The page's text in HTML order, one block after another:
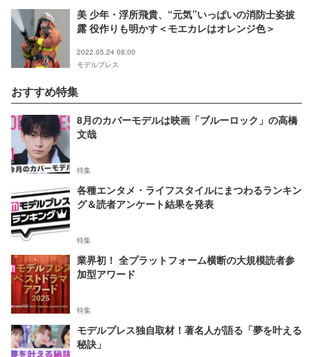
美 少年・浮所飛貴、“元気”いっぱいの消防士姿披
露 役作りも明かす＜モエカレはオレンジ色＞
2022.05.24 08:00
モデルプレス
おすすめ特集
8月のカバーモデルは映画「ブルーロック」の高橋
文哉
特集
各種エンタメ・ライフスタイルにまつわるランキン
グ＆読者アンケート結果を発表
特集
業界初！ 全プラットフォーム横断の大規模読者参
加型アワード
特集
モデルプレス独自取材！著名人が語る「夢を叶える
秘訣」